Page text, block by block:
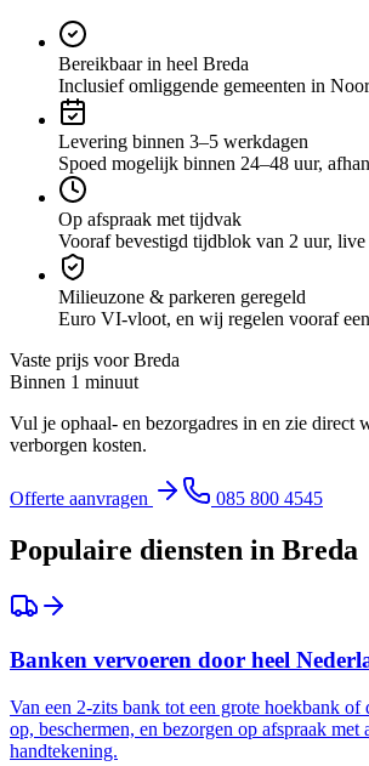
Bereikbaar in heel Breda
Inclusief omliggende gemeenten in
Levering binnen 3–5 werkdagen
Spoed mogelijk binnen 24–48 uur,
Op afspraak met tijdvak
Vooraf bevestigd tijdblok van 2 uur,
Milieuzone & parkeren geregeld
Euro VI-vloot, en wij regelen vooraf
Vaste prijs voorBreda
Binnen 1 minuut
Vul je ophaal- en bezorgadres in en zie direct
verborgen kosten.
Offerte aanvragen 085 800 4545
Populaire diensten in Breda
Banken vervoeren door heel
Van een 2-zits bank tot een grote hoekbank
op, beschermen, en bezorgen op afspraak met
handtekening.